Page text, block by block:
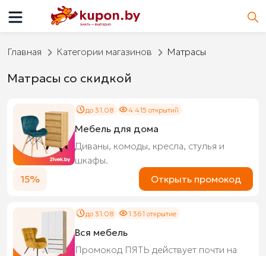
Главная Категории магазинов Матрасы
Матрасы со скидкой
до 31.08 4 415 открытий
Мебель для дома
Диваны, комоды, кресла, стулья и
шкафы.
15%
Открыть промокод
до 31.08 1 361 открытие
Вся мебель
Промокод ПЯТЬ действует почти на